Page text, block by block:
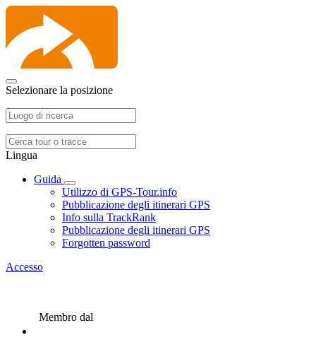
Selezionare la posizione
Lingua
Guida
Utilizzo di GPS-Tour.info
Pubblicazione degli itinerari GPS
Info sulla TrackRank
Pubblicazione degli itinerari GPS
Forgotten password
Accesso
Membro dal